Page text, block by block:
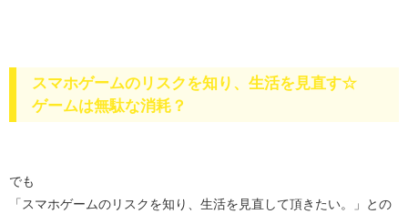
スマホゲームのリスクを知り、生活を見直す☆
ゲームは無駄な消耗？
でも
「スマホゲームのリスクを知り、生活を見直して頂きたい。」との